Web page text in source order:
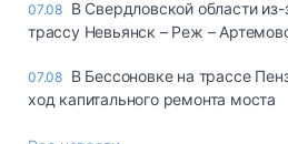
07.08 В Свердловской области
трассу Невьянск – Реж –
07.08 В Бессоновке на трассе
ход капитального ремонта моста